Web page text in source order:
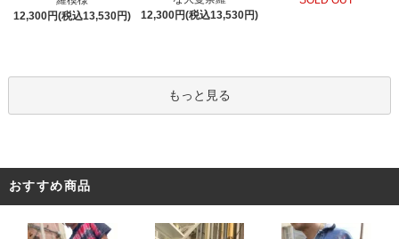
12,300円(税込13,530円)
12,300円(税込13,530円)
もっと見る
おすすめ商品